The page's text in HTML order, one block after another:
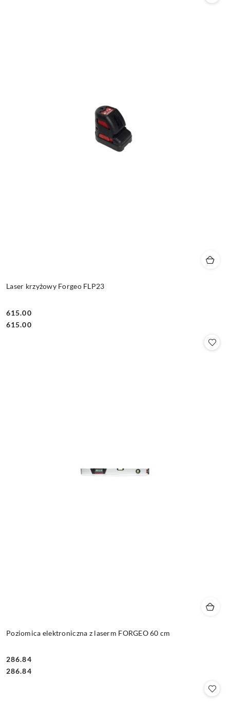
Laser krzyżowy Forgeo FLP23
Cena:
615.00
Cena:
615.00
Poziomica elektroniczna z laserm FORGEO 60 cm
Cena:
286.84
Cena:
286.84